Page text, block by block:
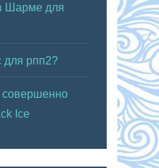
Шарме для
для рпп2?
Ice